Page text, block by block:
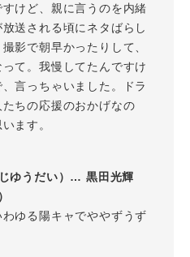
けど、親に言うのを内緒
送される頃にネタばらし
影で朝早かったりして、
て。我慢してたんですけ
言っちゃいました。ドラ
ちの応援のおかげなの
ます。
ゆうだい）… 黒田光輝
ゆる陽キャでややずうず